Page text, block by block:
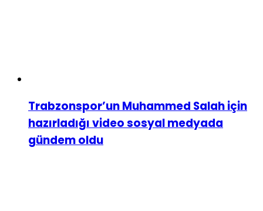
Trabzonspor’un Muhammed Salah için
hazırladığı video sosyal medyada
gündem oldu